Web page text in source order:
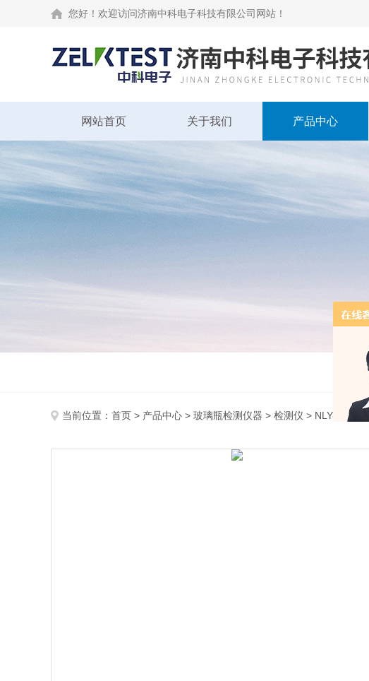
您好！欢迎访问济南中科电子科技有限公司网站！
网站首页 关于我们 产品中心
当前位置： 首页 > 产品中心 > 玻璃瓶检测仪器 > 检测仪 > NLY-05H药